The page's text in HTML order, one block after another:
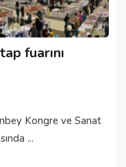
fuarını
Kongre ve Sanat
...